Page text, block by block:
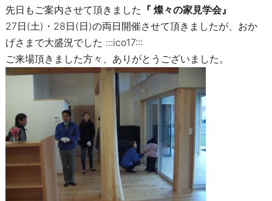
先日もご案内させて頂きました 『 燦々の家見学会』
27日(土)・28日(日)の両日開催させて頂きましたが、おか
げさまで大盛況でした :::ico17:::
ご来場頂きました方々、ありがとうございました。